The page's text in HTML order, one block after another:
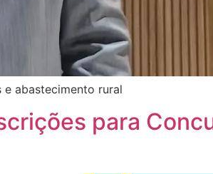
e abastecimento rural
para